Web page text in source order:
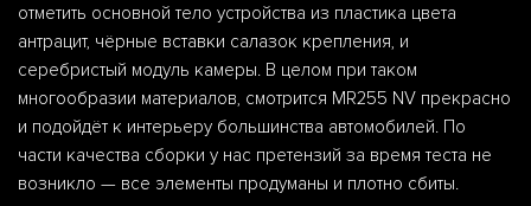
отметить основной тело устройства из пластика цвета
антрацит, чёрные вставки салазок крепления, и
серебристый модуль камеры. В целом при таком
многообразии материалов, смотрится MR255 NV прекрасно
и подойдёт к интерьеру большинства автомобилей. По
части качества сборки у нас претензий за время теста не
возникло — все элементы продуманы и плотно сбиты.